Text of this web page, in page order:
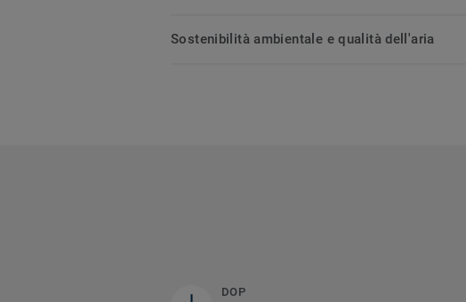
Sostenibilità ambientale e qualità dell'aria
DOP